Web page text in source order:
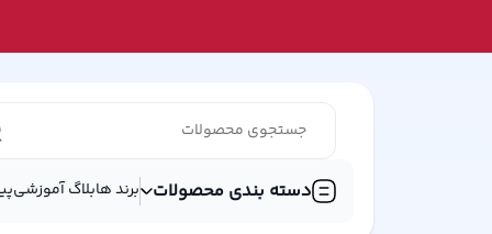
دسته بندی محصولات برند هابلاگ آموزشی